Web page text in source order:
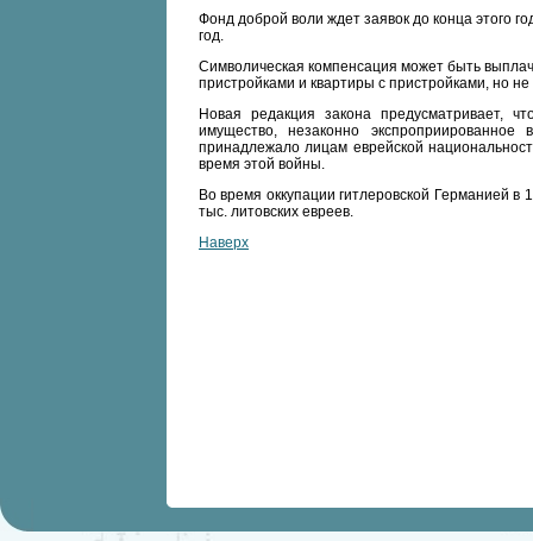
Фонд доброй воли ждет заявок до конца этого
год.
Символическая компенсация может быть
пристройками и квартиры с пристройками, но
Новая редакция закона предусматривает,
имущество, незаконно
принадлежало лицам еврейской
время этой войны.
Во время оккупации гитлеровской Германией
тыс. литовских евреев.
Наверх